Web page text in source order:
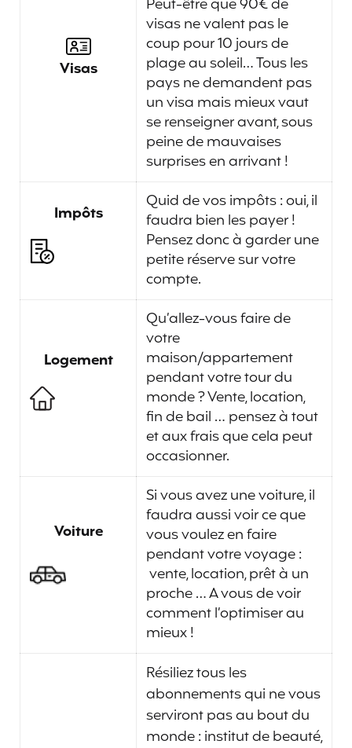
Visas
Peut-être que 90€ de
visas ne valent pas le
coup pour 10 jours de
plage au soleil… Tous les
pays ne demandent pas
un visa mais mieux vaut
se renseigner avant, sous
peine de mauvaises
surprises en arrivant !
Impôts
Quid de vos impôts : oui, il
faudra bien les payer !
Pensez donc à garder une
petite réserve sur votre
compte.
Logement
Qu’allez-vous faire de
votre
maison/appartement
pendant votre tour du
monde ? Vente, location,
fin de bail … pensez à tout
et aux frais que cela peut
occasionner.
Voiture
Si vous avez une voiture, il
faudra aussi voir ce que
vous voulez en faire
pendant votre voyage :
vente, location, prêt à un
proche … A vous de voir
comment l’optimiser au
mieux !
Résiliez tous les
abonnements qui ne vous
serviront pas au bout du
monde : institut de beauté,